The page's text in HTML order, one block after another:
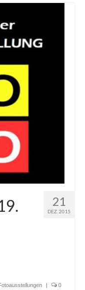
21
DEZ. 2015
| 0